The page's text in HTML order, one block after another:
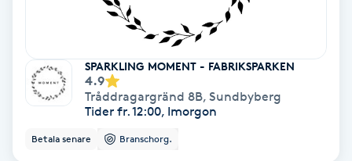
Olaplexbehandling
Ombre
Ombre brows
Ombre naglar
SPARKLING MOMENT - FABRIKSPARKEN
4.9
Tråddragargränd 8B, Sundbyberg
Tider fr. 12:00, Imorgon
Betala senare Branschorg.